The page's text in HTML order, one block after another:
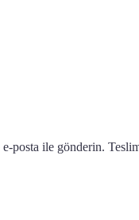
posta ile gönderin.